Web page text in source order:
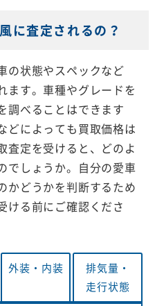
に査定されるの？
の状態やスペックなど
ます。車種やグレードを
調べることはできます
どによっても買取価格は
査定を受けると、どのよ
でしょうか。自分の愛車
かどうかを判断するため
ける前にご確認くださ
外装・ 内装
排気量・
走行状態